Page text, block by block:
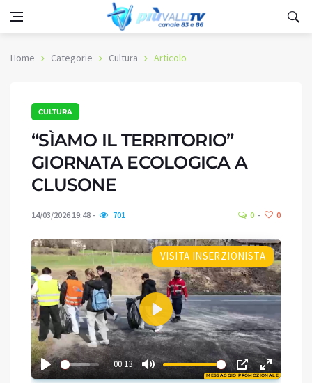
Home Categorie Cultura Articolo
CULTURA
“SÌAMO IL TERRITORIO”
GIORNATA ECOLOGICA A
CLUSONE
14/03/2026 19:48 701 0 0
MESSAGGIO PROMOZIONALE
VISITA INSERZIONISTA
00:13
Play
02:34